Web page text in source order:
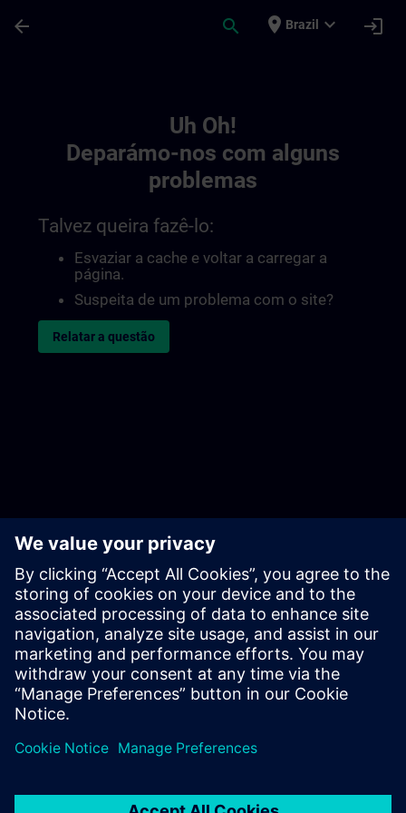
arrow_back search place Brazil expand_more login
Uh Oh!
Deparámo-nos com alguns
problemas
Talvez queira fazê-lo:
Esvaziar a cache e voltar a carregar a
página.
Suspeita de um problema com o site?
Relatar a questão